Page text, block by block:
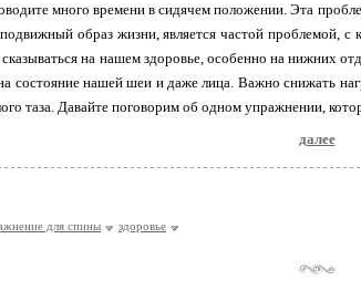
много времени в сидячем положении. Эта
образ жизни, является частой проблемой, с
сказываться на нашем здоровье, особенно на нижних
состояние нашей шеи и даже лица. Важно снижать
таза. Давайте поговорим об одном упражнении,
далее
для спины здоровье